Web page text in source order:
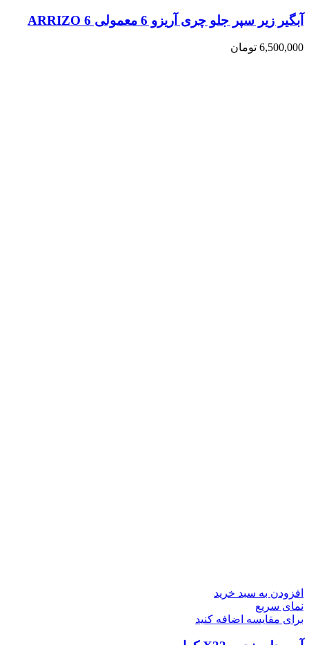
آبگیر زیر سپر جلو چری آریزو 6 معمولی ARRIZO 6
6,500,000 تومان
افزودن به سبد خرید
نمای سریع
برای مقایسه اضافه کنید